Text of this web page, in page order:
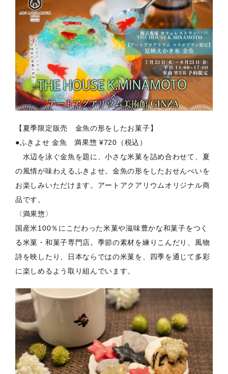
【夏季限定販売 金魚の形をしたお菓子】
●ふきよせ 金魚 満果惣 ¥720（税込）
水辺を泳ぐ金魚を題に、小さな米菓を詰め合わせて、夏
の風情が味わえるふきよせ。金魚の形をしたおせんべいを
お楽しみいただけます。アートアクアリウムオリジナル商
品です。
〈満果惣〉
国産米100％にこだわった米菓や滋味豊かな和菓子をつく
る米菓・和菓子専門店。季節の素材を練りこんだり、風物
詩を映したり、日本ならではの米菓を、四季を通じて多彩
に楽しめるよう取り組んでいます。